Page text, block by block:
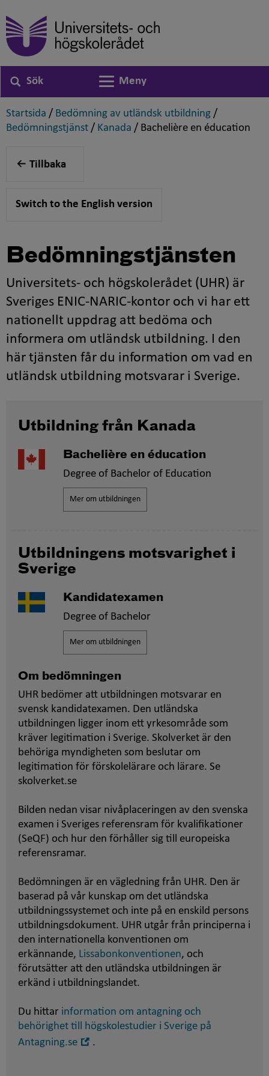
Sök
Växla navigering
Meny
Startsida ,
/ Bedömning av utländsk utbildning ,
/
Bedömningstjänst ,
/ Kanada ,
/ Bachelière en éducation
Tillbaka
Switch to the English version
Bedömningstjänsten
Universitets- och högskolerådet (UHR) är
Sveriges ENIC-NARIC-kontor och vi har ett
nationellt uppdrag att bedöma och
informera om utländsk utbildning. I den
här tjänsten får du information om vad en
utländsk utbildning motsvarar i Sverige.
Utbildning från Kanada
Bachelière en éducation
Degree of Bachelor of Education
Mer om utbildningen
Utbildningens motsvarighet i
Sverige
Kandidatexamen
Degree of Bachelor
Mer om utbildningen
Om bedömningen
UHR bedömer att utbildningen motsvarar en
svensk kandidatexamen. Den utländska
utbildningen ligger inom ett yrkesområde som
kräver legitimation i Sverige. Skolverket är den
behöriga myndigheten som beslutar om
legitimation för förskolelärare och lärare. Se
skolverket.se
Bilden nedan visar nivåplaceringen av den svenska
examen i Sveriges referensram för kvalifikationer
(SeQF) och hur den förhåller sig till europeiska
referensramar.
Bedömningen är en vägledning från UHR. Den är
baserad på vår kunskap om det utländska
utbildningssystemet och inte på en enskild persons
utbildningsdokument. UHR utgår från principerna i
den internationella konventionen om
erkännande, Lissabonkonventionen, och
förutsätter att den utländska utbildningen är
erkänd i utbildningslandet.
Du hittar information om antagning och
behörighet till högskolestudier i Sverige på
Antagning.se
.